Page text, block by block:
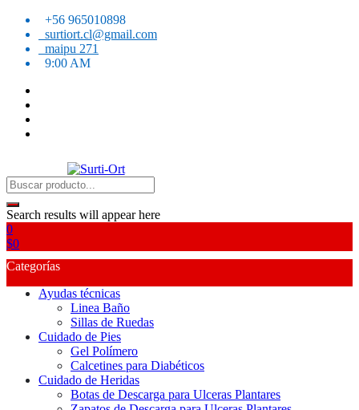
Skip
content
+56 965010898
surtiort.cl@gmail.com
maipu 271
9:00 AM
Surti-Ort
SO
Search results will appear here
0
$0
Categorías
Ayudas técnicas
Linea Baño
Sillas de Ruedas
Cuidado de Pies
Gel Polímero
Calcetines para Diabéticos
Cuidado de Heridas
Botas de Descarga para Ulceras Plantares